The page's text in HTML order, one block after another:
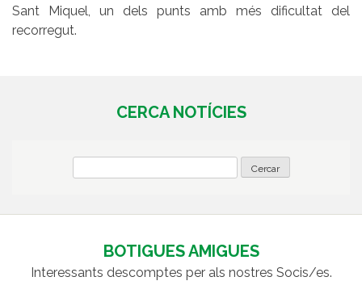
Sant Miquel, un dels punts amb més dificultat del
recorregut.
CERCA NOTÍCIES
BOTIGUES AMIGUES
Interessants descomptes per als nostres Socis/es.